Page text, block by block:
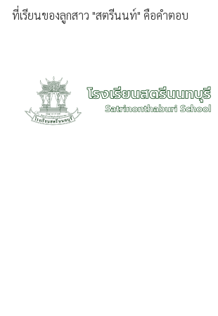
ที่เรียนของลูกสาว "สตรีนนท์" คือคำตอบ